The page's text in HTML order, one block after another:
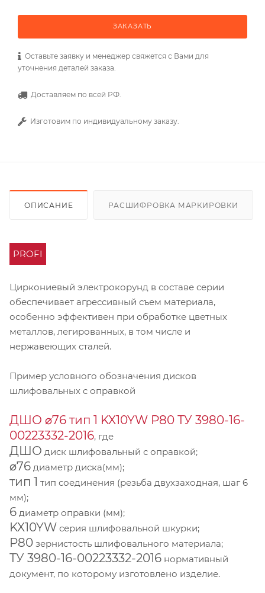
ЗАКАЗАТЬ
Оставьте заявку и менеджер свяжется с Вами для
уточнения деталей заказа.
Доставляем по всей РФ.
Изготовим по индивидуальному заказу.
ОПИСАНИЕ РАСШИФРОВКА МАРКИРОВКИ
PROFI
Циркониевый электрокорунд в составе серии
обеспечивает агрессивный съем материала,
особенно эффективен при обработке цветных
металлов, легированных, в том числе и
нержавеющих сталей.
Пример условного обозначения дисков
шлифовальных с оправкой
ДШО ⌀76 тип 1 KX10YW Р80 ТУ 3980-16-
00223332-2016, где
ДШО диск шлифовальный с оправкой;
⌀76 диаметр диска(мм);
тип 1 тип соединения (резьба двухзаходная, шаг 6
мм);
6 диаметр оправки (мм);
KX10YW серия шлифовальной шкурки;
P80 зернистость шлифовального материала;
ТУ 3980-16-00223332-2016 нормативный
документ, по которому изготовлено изделие.